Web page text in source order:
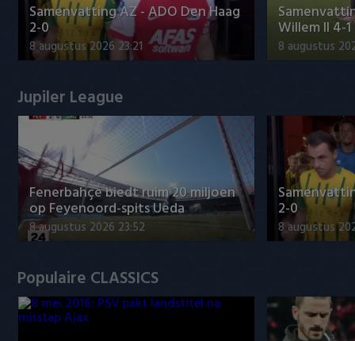
Samenvatting AZ - ADO Den Haag
2-0
8 augustus 2026 23:21
Willem II 4-1
8 augustus
Jupiler League
Fenerbahçe biedt ruim 20 miljoen
op Feyenoord-spits Ueda
8 augustus 2026 23:52
2-0
8 augustus
Populaire CLASSICS